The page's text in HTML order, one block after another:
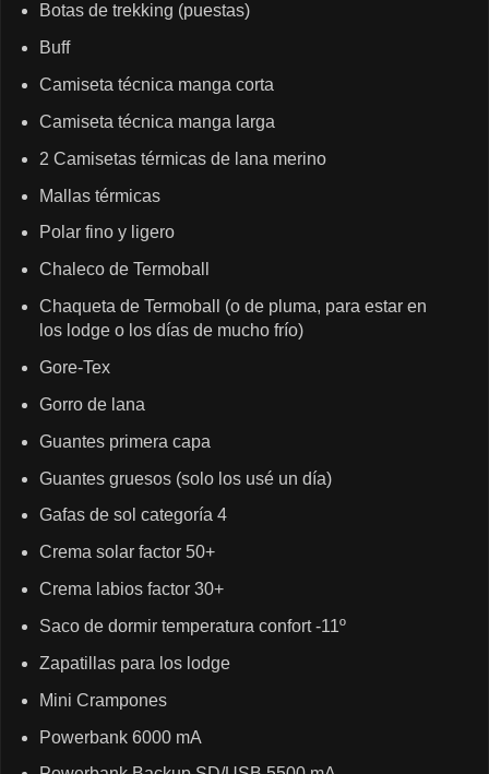
Botas de trekking (puestas)
Buff
Camiseta técnica manga corta
Camiseta técnica manga larga
2 Camisetas térmicas de lana merino
Mallas térmicas
Polar fino y ligero
Chaleco de Termoball
Chaqueta de Termoball (o de pluma, para estar en
los lodge o los días de mucho frío)
Gore-Tex
Gorro de lana
Guantes primera capa
Guantes gruesos (solo los usé un día)
Gafas de sol categoría 4
Crema solar factor 50+
Crema labios factor 30+
Saco de dormir temperatura confort -11º
Zapatillas para los lodge
Mini Crampones
Powerbank 6000 mA